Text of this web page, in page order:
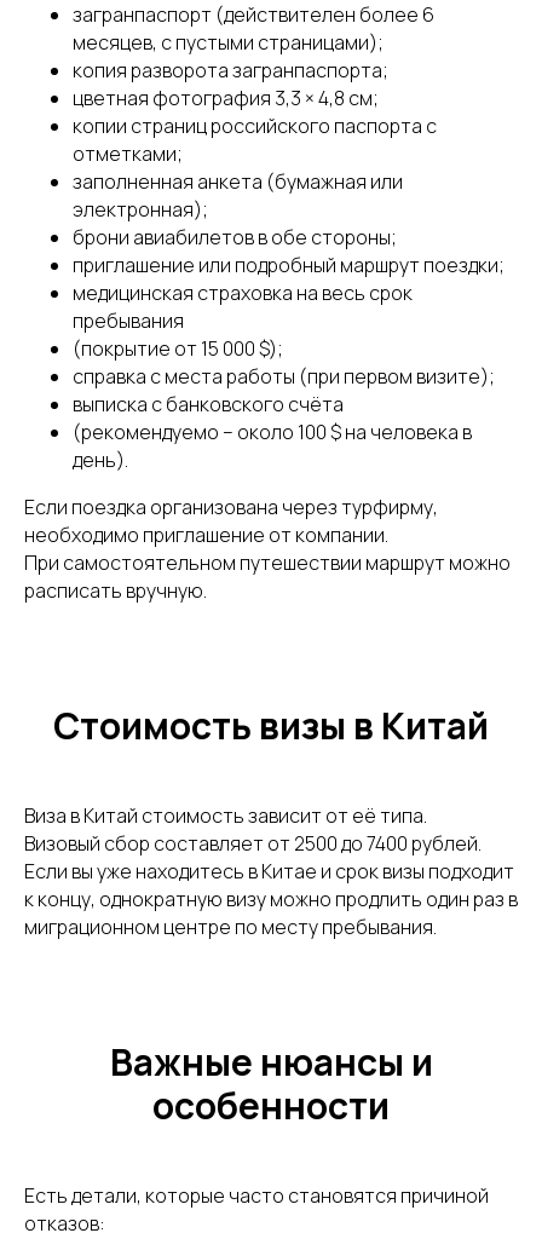
загранпаспорт (действителен более 6
месяцев, с пустыми страницами);
копия разворота загранпаспорта;
цветная фотография 3,3 × 4,8 см;
копии страниц российского паспорта с
отметками;
заполненная анкета (бумажная или
электронная);
брони авиабилетов в обе стороны;
приглашение или подробный маршрут поездки;
медицинская страховка на весь срок
пребывания
(покрытие от 15 000 $);
справка с места работы (при первом визите);
выписка с банковского счёта
(рекомендуемо – около 100 $ на человека в
день).
Если поездка организована через турфирму,
необходимо приглашение от компании.
При самостоятельном путешествии маршрут можно
расписать вручную.
Стоимость визы в Китай
Виза в Китай стоимость зависит от её типа.
Визовый сбор составляет от 2500 до 7400 рублей.
Если вы уже находитесь в Китае и срок визы подходит
к концу, однократную визу можно продлить один раз в
миграционном центре по месту пребывания.
Важные нюансы и
особенности
Есть детали, которые часто становятся причиной
отказов: